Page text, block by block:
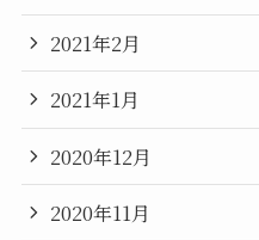
2021年2月
2021年1月
2020年12月
2020年11月